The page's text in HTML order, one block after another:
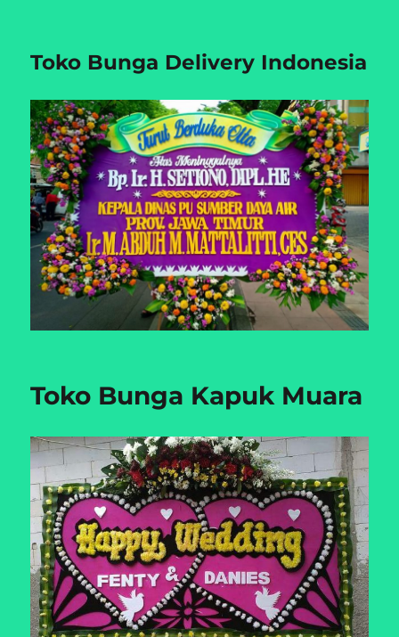
Toko Bunga Delivery Indonesia
Toko Bunga Kapuk Muara